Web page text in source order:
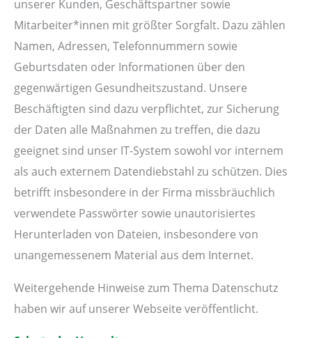
unserer Kunden, Geschäftspartner sowie
Mitarbeiter*innen mit größter Sorgfalt. Dazu zählen
Namen, Adressen, Telefonnummern sowie
Geburtsdaten oder Informationen über den
gegenwärtigen Gesundheitszustand. Unsere
Beschäftigten sind dazu verpflichtet, zur Sicherung
der Daten alle Maßnahmen zu treffen, die dazu
geeignet sind unser IT-System sowohl vor internem
als auch externem Datendiebstahl zu schützen. Dies
betrifft insbesondere in der Firma missbräuchlich
verwendete Passwörter sowie unautorisiertes
Herunterladen von Dateien, insbesondere von
unangemessenem Material aus dem Internet.
Weitergehende Hinweise zum Thema Datenschutz
haben wir auf unserer Webseite veröffentlicht.